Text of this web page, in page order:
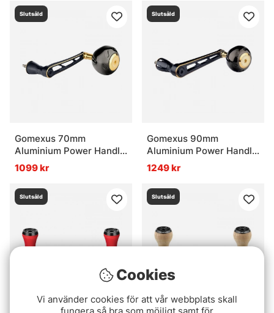
Slutsåld
Gomexus 70mm
Aluminium Power Handle
with 45mm Knob - Black
Gold
1099 kr
Slutsåld
Gomexus 90mm
Aluminium Power Handle
with 45mm Titanium
Knob - Black & Gold
1249 kr
Slutsåld Slutsåld
Cookies
Vi använder cookies för att vår webbplats skall